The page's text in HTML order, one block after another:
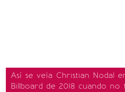
Así se veía Christian Nodal
Billboard de 2018 cuando